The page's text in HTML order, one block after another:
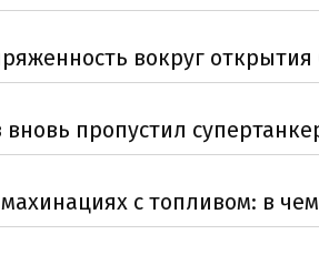
вокруг
пропустил
с топливом: в